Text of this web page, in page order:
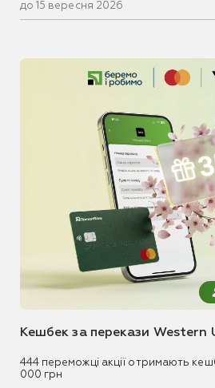
до 15 вересня 2026
Кешбек за перекази Western
444 переможці акції отримають
000 грн